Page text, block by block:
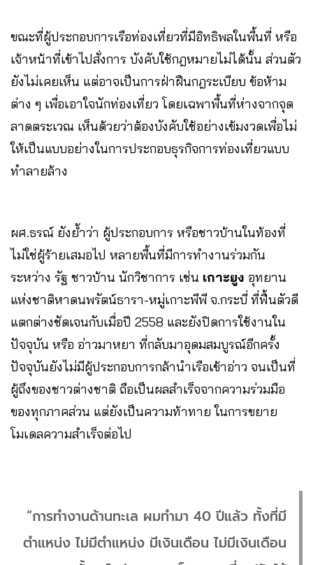
ขณะที่ผู้ประกอบการเรือท่องเที่ยวที่มีอิทธิพลในพื้นที่ หรือ
เจ้าหน้าที่เข้าไปสั่งการ บังคับใช้กฎหมายไม่ได้นั้น ส่วนตัว
ยังไม่เคยเห็น แต่อาจเป็นการฝ่าฝืนกฎระเบียบ ข้อห้าม
ต่าง ๆ เพื่อเอาใจนักท่องเที่ยว โดยเฉพาพื้นที่ห่างจากจุด
ลาดตระเวณ เห็นด้วยว่าต้องบังคับใช้อย่างเข้มงวดเพื่อไม่
ให้เป็นแบบอย่างในการประกอบธุรกิจการท่องเที่ยวแบบ
ทำลายล้าง
ผศ.ธรณ์ ยังย้ำว่า ผู้ประกอบการ หรือชาวบ้านในท้องที่
ไม่ใช่ผู้ร้ายเสมอไป หลายพื้นที่มีการทำงานร่วมกัน
ระหว่าง รัฐ ชาวบ้าน นักวิชาการ เช่น เกาะยูง อุทยาน
แห่งชาติหาดนพรัตน์ธารา-หมู่เกาะพีพี จ.กระบี่ ที่ฟื้นตัวดี
แตกต่างชัดเจนกับเมื่อปี 2558 และยังปิดการใช้งานใน
ปัจจุบัน หรือ อ่าวมาหยา ที่กลับมาอุดมสมบูรณ์อีกครั้ง
ปัจจุบันยังไม่มีผู้ประกอบการกล้านำเรือเข้าอ่าว จนเป็นที่
ผู้ถึงของชาวต่างชาติ ถือเป็นผลสำเร็จจากความร่วมมือ
ของทุกภาคส่วน แต่ยังเป็นความท้าทาย ในการขยาย
โมเดลความสำเร็จต่อไป
“การทำงานด้านทะเล ผมทำมา 40 ปีแล้ว ทั้งที่มี
ตำแหน่ง ไม่มีตำแหน่ง มีเงินเดือน ไม่มีเงินเดือน